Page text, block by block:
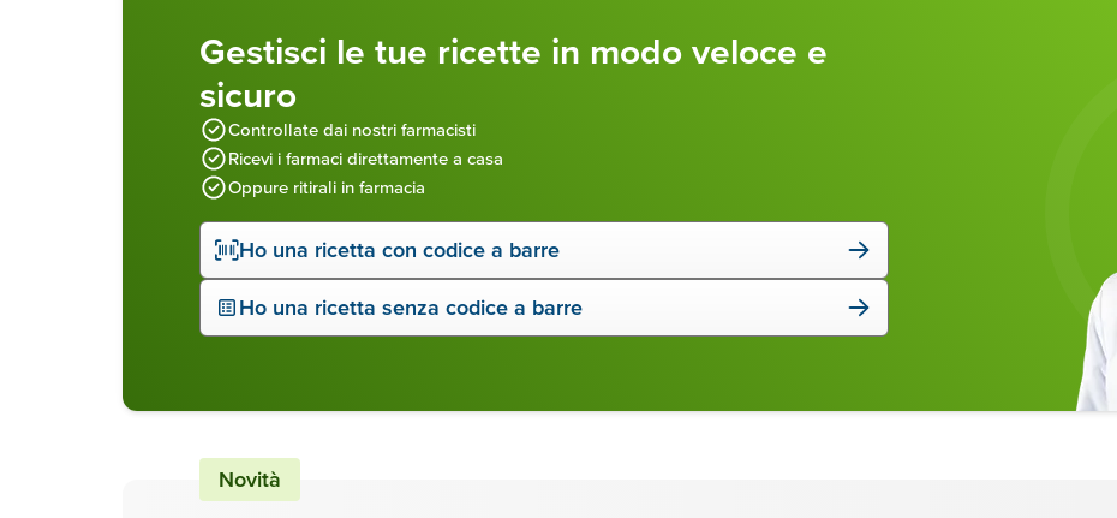
Gestisci le tue ricette in modo veloce e
sicuro
Controllate dai nostri farmacisti
Ricevi i farmaci direttamente a casa
Oppure ritirali in farmacia
Ho una ricetta con codice a barre
Ho una ricetta senza codice a barre
Novità